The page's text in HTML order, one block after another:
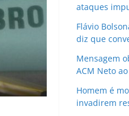
ataques
Flávio
diz que
Mensagem
ACM Neto
Homem é
invadirem